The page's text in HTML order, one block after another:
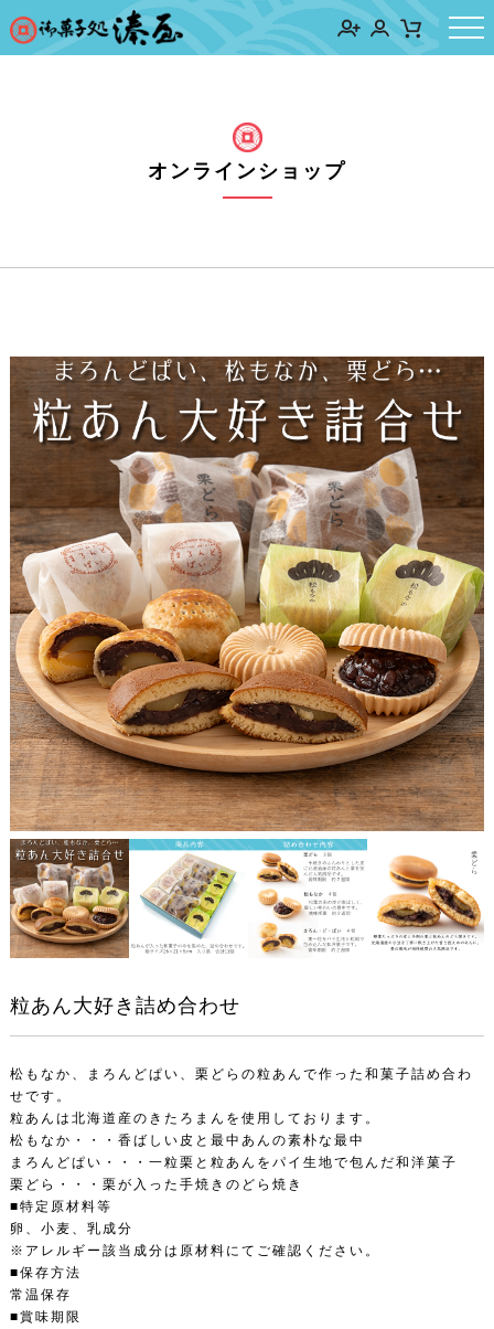
オンラインショップ
粒あん大好き詰め合わせ
松もなか、まろんどぱい、栗どらの粒あんで作った和菓子詰め合わ
せです。
粒あんは北海道産のきたろまんを使用しております。
松もなか・・・香ばしい皮と最中あんの素朴な最中
まろんどぱい・・・一粒栗と粒あんをパイ生地で包んだ和洋菓子
栗どら・・・栗が入った手焼きのどら焼き
■特定原材料等
卵、小麦、乳成分
※アレルギー該当成分は原材料にてご確認ください。
■保存方法
常温保存
■賞味期限